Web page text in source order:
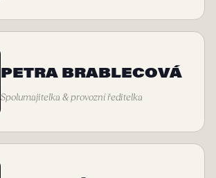
PETRA BRABLECOVÁ
Spolumajitelka & provozní ředitelka